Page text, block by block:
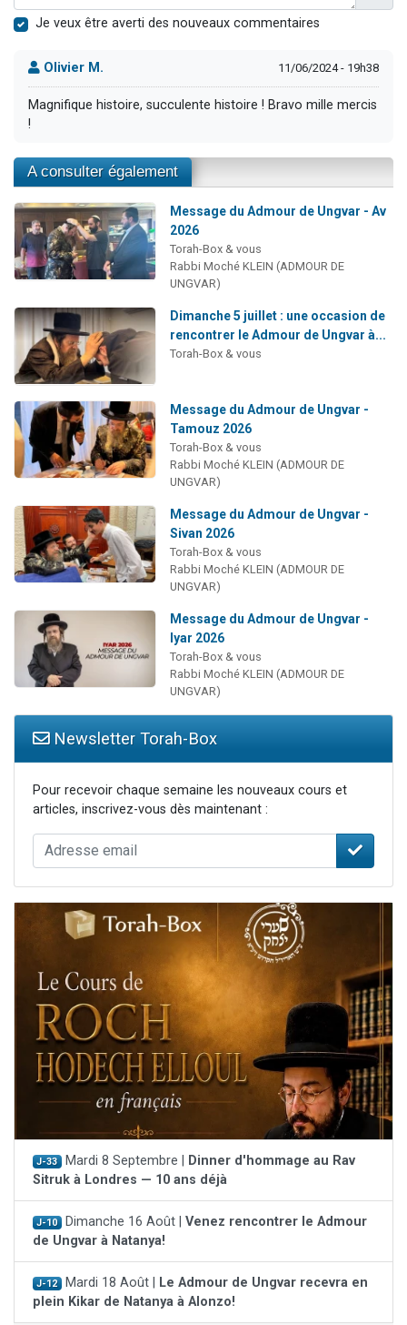
Je veux être averti des nouveaux commentaires
Olivier M. 11/06/2024 - 19h38
Magnifique histoire, succulente histoire ! Bravo mille mercis
!
A consulter également
Message du Admour de Ungvar - Av
2026
Torah-Box & vous
Rabbi Moché KLEIN (ADMOUR DE
UNGVAR)
Dimanche 5 juillet : une occasion de
rencontrer le Admour de Ungvar à...
Torah-Box & vous
Message du Admour de Ungvar -
Tamouz 2026
Torah-Box & vous
Rabbi Moché KLEIN (ADMOUR DE
UNGVAR)
Message du Admour de Ungvar -
Sivan 2026
Torah-Box & vous
Rabbi Moché KLEIN (ADMOUR DE
UNGVAR)
Message du Admour de Ungvar -
Iyar 2026
Torah-Box & vous
Rabbi Moché KLEIN (ADMOUR DE
UNGVAR)
Newsletter Torah-Box
Pour recevoir chaque semaine les nouveaux cours et
articles, inscrivez-vous dès maintenant :
J-33 Mardi 8 Septembre |
Dinner d'hommage au Rav
Sitruk à Londres — 10 ans déjà
J-10 Dimanche 16 Août | Venez rencontrer le Admour
de Ungvar à Natanya!
J-12 Mardi 18 Août |
Le Admour de Ungvar recevra en
plein Kikar de Natanya à Alonzo!